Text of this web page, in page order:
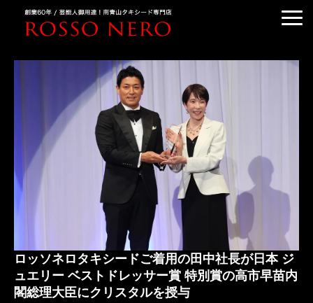
TUXEDO RENTAL
TUXEDO RANKING
KIMONO DRESS
CUSTOMER'S VOICE
COLUMN &BLOG
ABOUT US
ACCESS
ロッソネロタキシードご着用の田中社長が日本 ジ
ュエリー ベストドレッサー賞 特別賞の高市早苗内
閣総理大臣にクリスタルを授与